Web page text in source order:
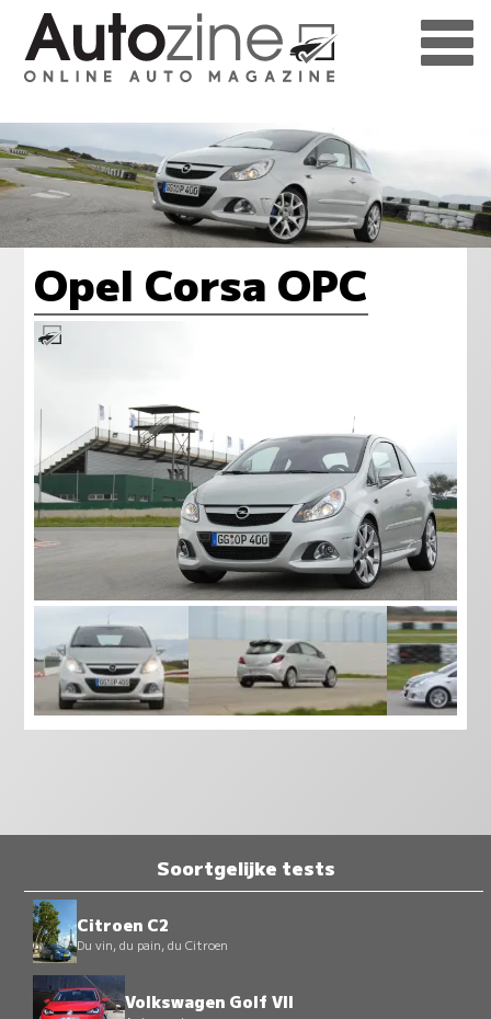
Opel Corsa OPC
Soortgelijke tests
Citroen C2
Du vin, du pain, du Citroen
Volkswagen Golf VII